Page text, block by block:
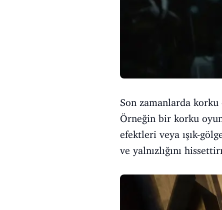
Son zamanlarda korku
Örneğin bir korku
efektleri veya ışık-
ve yalnızlığını